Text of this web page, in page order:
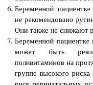
Беременной
не рекомендовано
Они также не снижают
Беременной пациентке
может быть
поливитаминов на
группе высокого